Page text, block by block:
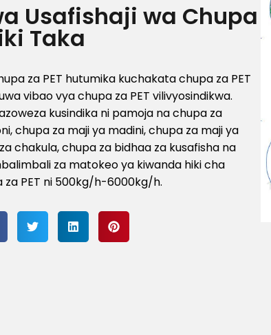
Usafishaji wa Chupa
Taka
za PET hutumika kuchakata chupa za PET
vibao vya chupa za PET vilivyosindikwa.
kusindika ni pamoja na chupa za
chupa za maji ya madini, chupa za maji ya
chakula, chupa za bidhaa za kusafisha na
za matokeo ya kiwanda hiki cha
PET ni 500kg/h-6000kg/h.